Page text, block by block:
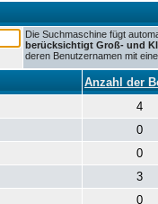
Die Suchmaschine fügt
berücksichtigt Groß- und
deren Benutzernamen mit
Anzahl der
4
0
0
3
0